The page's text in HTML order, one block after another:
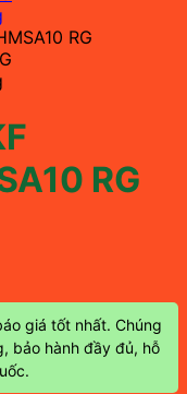
RG
giá tốt nhất. Chúng
bảo hành đầy đủ, hỗ